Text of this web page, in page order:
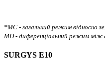
*MC - загальний режим відносно
MD - диференціальний режим між
SURGYS E10